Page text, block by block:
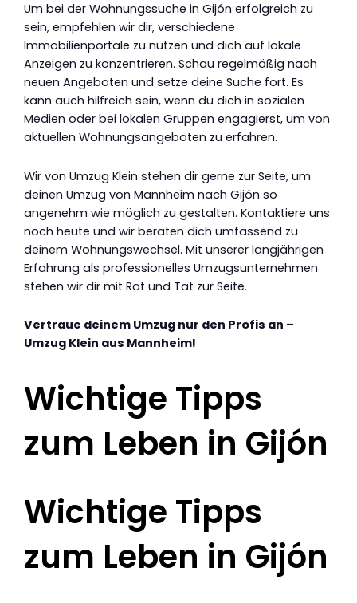
Um bei der Wohnungssuche in Gijón erfolgreich zu
sein, empfehlen wir dir, verschiedene
Immobilienportale zu nutzen und dich auf lokale
Anzeigen zu konzentrieren. Schau regelmäßig nach
neuen Angeboten und setze deine Suche fort. Es
kann auch hilfreich sein, wenn du dich in sozialen
Medien oder bei lokalen Gruppen engagierst, um von
aktuellen Wohnungsangeboten zu erfahren.
Wir von Umzug Klein stehen dir gerne zur Seite, um
deinen Umzug von Mannheim nach Gijón so
angenehm wie möglich zu gestalten. Kontaktiere uns
noch heute und wir beraten dich umfassend zu
deinem Wohnungswechsel. Mit unserer langjährigen
Erfahrung als professionelles Umzugsunternehmen
stehen wir dir mit Rat und Tat zur Seite.
Vertraue deinem Umzug nur den Profis an –
Umzug Klein aus Mannheim!
Wichtige Tipps
zum Leben in Gijón
Wichtige Tipps
zum Leben in Gijón